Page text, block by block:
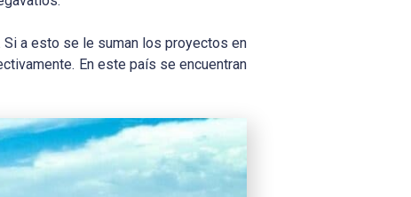
Si a esto se le suman los proyectos en
En este país se encuentran